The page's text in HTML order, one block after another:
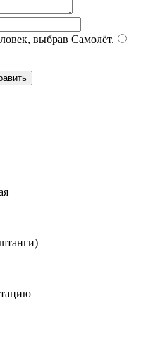
выбрав Самолёт.